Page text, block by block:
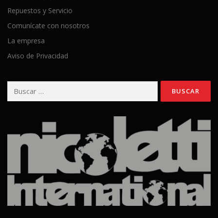
Repuestos y Servicio
Comunícate con nosotros
La empresa
Aviso de Privacidad